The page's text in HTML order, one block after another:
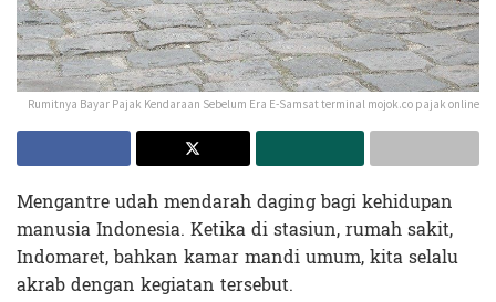
Rumitnya Bayar Pajak Kendaraan Sebelum Era E-Samsat terminal mojok.co pajak online
Mengantre udah mendarah daging bagi kehidupan
manusia Indonesia. Ketika di stasiun, rumah sakit,
Indomaret, bahkan kamar mandi umum, kita selalu
akrab dengan kegiatan tersebut.